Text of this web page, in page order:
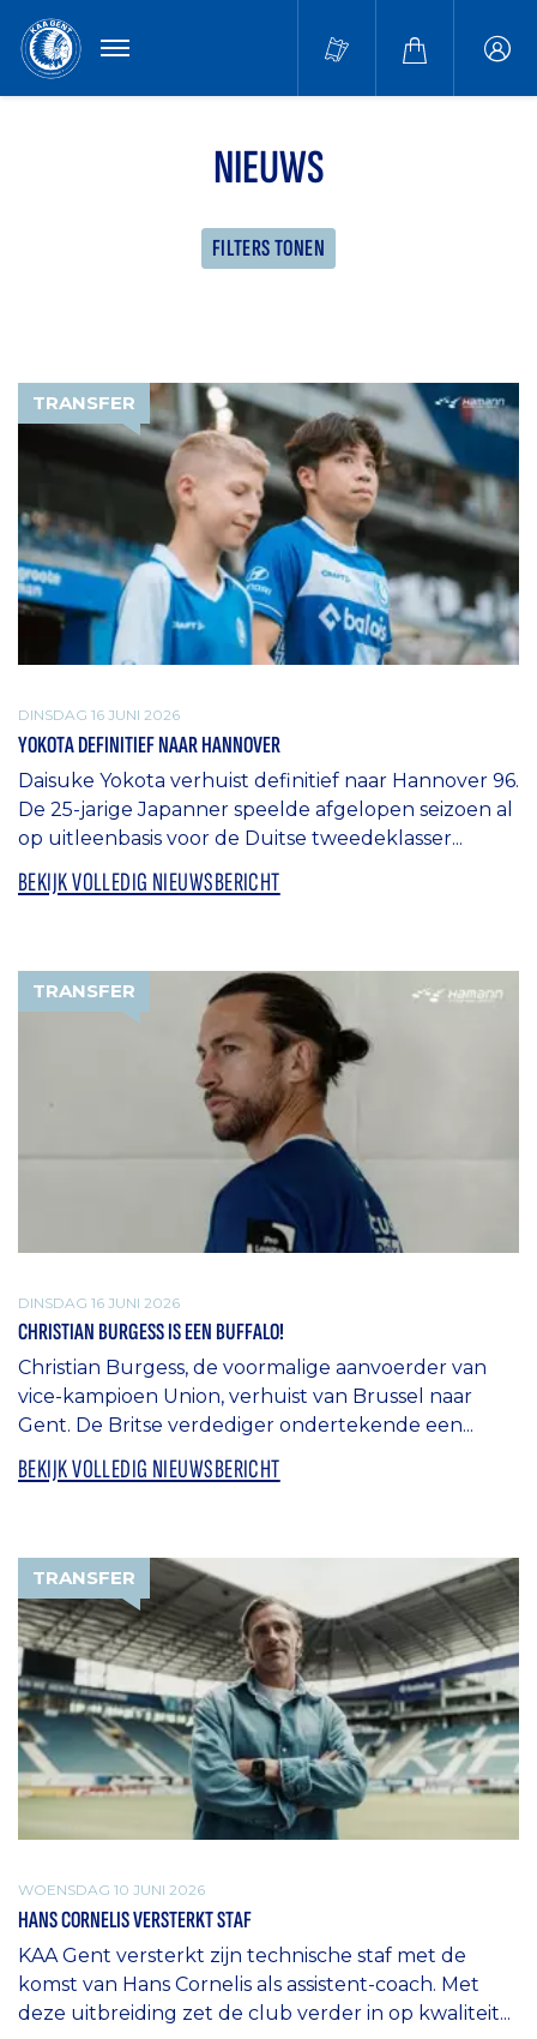
MENU
NIEUWS
FILTERS TONEN
TRANSFER
DINSDAG 16 JUNI 2026
YOKOTA DEFINITIEF NAAR HANNOVER
Daisuke Yokota verhuist definitief naar Hannover 96.
De 25-jarige Japanner speelde afgelopen seizoen al
op uitleenbasis voor de Duitse tweedeklasser...
BEKIJK VOLLEDIG NIEUWSBERICHT
TRANSFER
DINSDAG 16 JUNI 2026
CHRISTIAN BURGESS IS EEN BUFFALO!
Christian Burgess, de voormalige aanvoerder van
vice-kampioen Union, verhuist van Brussel naar
Gent. De Britse verdediger ondertekende een...
BEKIJK VOLLEDIG NIEUWSBERICHT
TRANSFER
WOENSDAG 10 JUNI 2026
HANS CORNELIS VERSTERKT STAF
KAA Gent versterkt zijn technische staf met de
komst van Hans Cornelis als assistent-coach. Met
deze uitbreiding zet de club verder in op kwaliteit...